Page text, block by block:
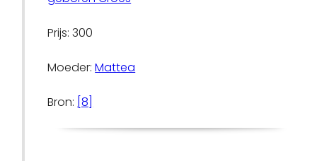
Prijs: 300
Moeder:Mattea
Bron: [8]